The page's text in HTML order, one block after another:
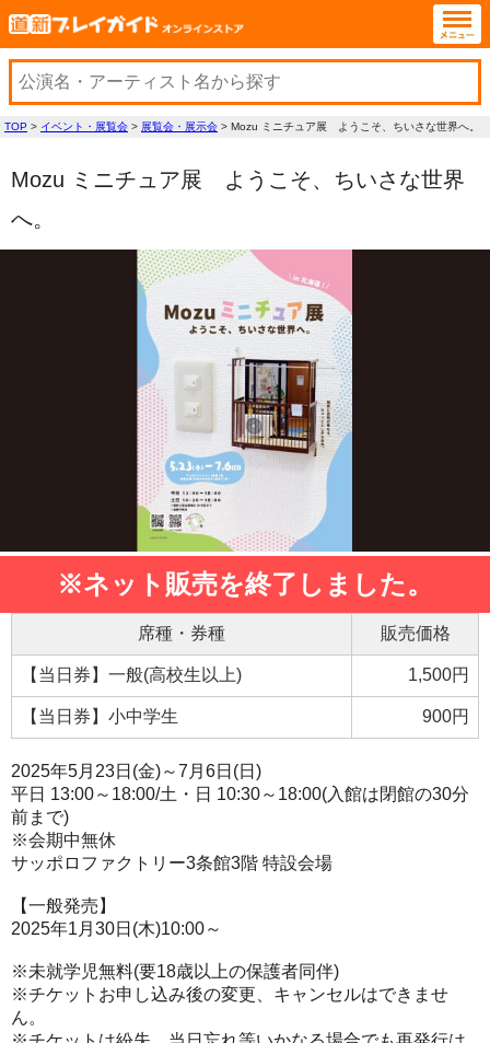
TOP > イベント・展覧会 > 展覧会・展示会 > Mozu ミニチュア展 ようこそ、ちいさな世界へ。
Mozu ミニチュア展 ようこそ、ちいさな世界
へ。
※ネット販売を終了しました。
席種・券種 販売価格
【当日券】一般(高校生以上) 1,500円
【当日券】小中学生 900円
2025年5月23日(金)～7月6日(日)
平日 13:00～18:00/土・日 10:30～18:00(入館は閉館の30分
前まで)
※会期中無休
サッポロファクトリー3条館3階 特設会場
【一般発売】
2025年1月30日(木)10:00～
※未就学児無料(要18歳以上の保護者同伴)
※チケットお申し込み後の変更、キャンセルはできませ
ん。